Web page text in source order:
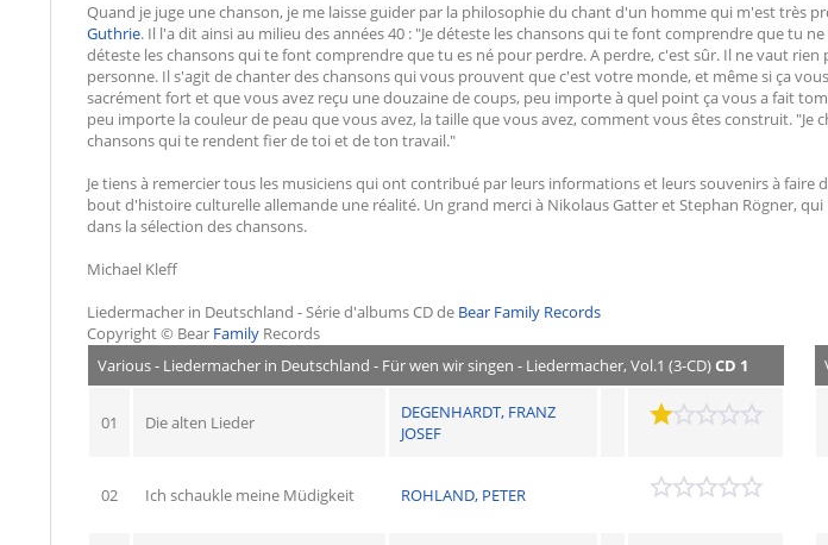
Quand je juge une chanson, je me laisse guider par la philosophie du chant d'un homme qui m'est très
Guthrie. Il l'a dit ainsi au milieu des années 40 : "Je déteste les chansons qui te font comprendre que tu ne
déteste les chansons qui te font comprendre que tu es né pour perdre. A perdre, c'est sûr. Il ne vaut rien
personne. Il s'agit de chanter des chansons qui vous prouvent que c'est votre monde, et même si ça
sacrément fort et que vous avez reçu une douzaine de coups, peu importe à quel point ça vous a fait
peu importe la couleur de peau que vous avez, la taille que vous avez, comment vous êtes construit. "Je
chansons qui te rendent fier de toi et de ton travail."
Je tiens à remercier tous les musiciens qui ont contribué par leurs informations et leurs souvenirs à faire
bout d'histoire culturelle allemande une réalité. Un grand merci à Nikolaus Gatter et Stephan Rögner,
dans la sélection des chansons.
Michael Kleff
Liedermacher in Deutschland - Série d'albums CD de Bear Family Records
Copyright © Bear Family Records
Various - Liedermacher in Deutschland - Für wen wir singen - Liedermacher, Vol.1 (3-CD)CD 1
01 Die alten Lieder
DEGENHARDT, FRANZ
JOSEF
02 Ich schaukle meine Müdigkeit ROHLAND, PETER